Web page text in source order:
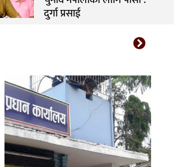
दुर्गा प्रसाई